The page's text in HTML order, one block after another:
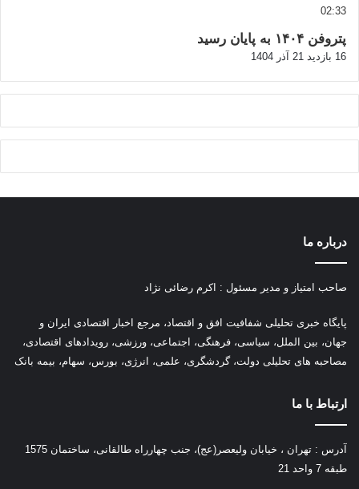
02:33
پتروفن ۱۴۰۴ به پایان رسید
16 بازدید 21 آذر 1404
درباره ما
صاحب امتیاز و مدیر مسئول : اکرم رضائی نژاد
پایگاه خبری تحلیلی شفافیت افق و اقتصاد، مرجع اخبار اقتصادی ایران و
جهان، بین الملل، سیاسی، فرهنگی، اجتماعی، ورزشی، رویدادهای اقتصادی،
مصاحبه های تحلیلی دولت، گردشگری، علمی، انرژی، بورس، سهام، بیمه بانک
ارتباط با ما
آدرس : تهران ، خیابان ولیعصر(عج)، جنب چهارراه طالقانی، ساختمان 1575
طبقه 7 واحد 21